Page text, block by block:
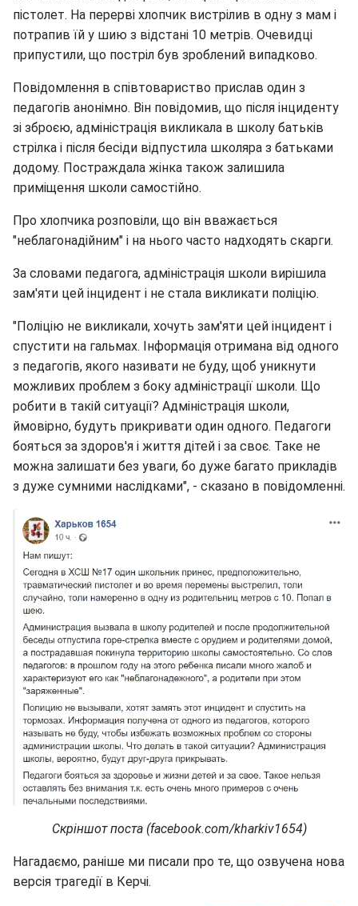
пістолет. На перерві хлопчик вистрілив в одну з мам і
потрапив їй у шию з відстані 10 метрів. Очевидці
припустили, що постріл був зроблений випадково.
Повідомлення в співтовариство прислав один з
педагогів анонімно. Він повідомив, що після інциденту
зі зброєю, адміністрація викликала в школу батьків
стрілка і після бесіди відпустила школяра з батьками
додому. Постраждала жінка також залишила
приміщення школи самостійно.
Про хлопчика розповіли, що він вважається
"неблагонадійним" і на нього часто надходять скарги.
За словами педагога, адміністрація школи вирішила
зам'яти цей інцидент і не стала викликати поліцію.
"Поліцію не викликали, хочуть зам'яти цей інцидент і
спустити на гальмах. Інформація отримана від одного
з педагогів, якого називати не буду, щоб уникнути
можливих проблем з боку адміністрації школи. Що
робити в такій ситуації? Адміністрація школи,
ймовірно, будуть прикривати один одного. Педагоги
бояться за здоров'я і життя дітей і за своє. Таке не
можна залишати без уваги, бо дуже багато прикладів
з дуже сумними наслідками", - сказано в повідомленні.
Скріншот поста (facebook.com/kharkiv1654)
Нагадаємо, раніше ми писали про те, що озвучена нова
версія трагедії в Керчі.